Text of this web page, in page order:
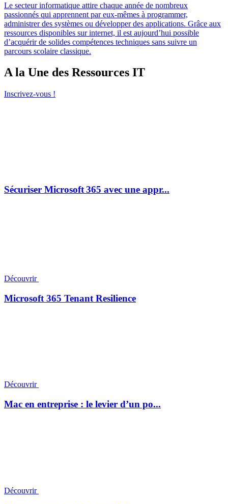
Le secteur informatique attire chaque année de nombreux
passionnés qui apprennent par eux-mêmes à programmer,
administrer des systèmes ou développer des applications. Grâce aux
ressources disponibles sur internet, il est aujourd’hui possible
d’acquérir de solides compétences techniques sans suivre un
parcours scolaire classique.
A la Une des Ressources IT
Inscrivez-vous !
Sécuriser Microsoft 365 avec une appr...
Découvrir
Microsoft 365 Tenant Resilience
Découvrir
Mac en entreprise : le levier d’un po...
Découvrir